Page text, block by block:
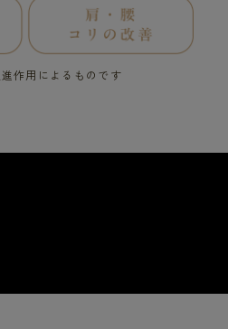
作用によるものです